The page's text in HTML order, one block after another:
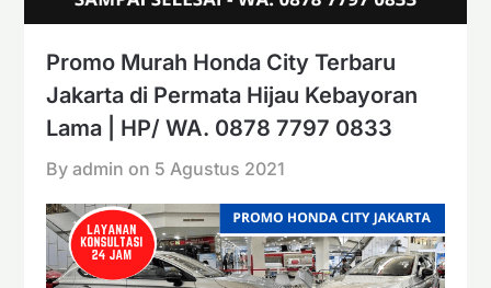
Promo Murah Honda City Terbaru
Jakarta di Permata Hijau Kebayoran
Lama | HP/ WA. 0878 7797 0833
By admin on 5 Agustus 2021